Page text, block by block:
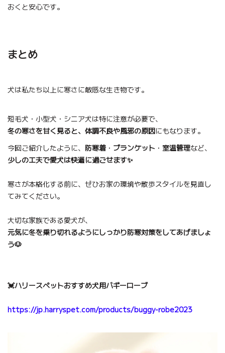
おくと安心です。
まとめ
犬は私たち以上に寒さに敏感な生き物です。
短毛犬・小型犬・シニア犬は特に注意が必要で、
冬の寒さを甘く見ると、体調不良や風邪の原因にもなります。
今回ご紹介したように、 防寒着・ ブランケット ・ 室温管理など、
少しの工夫で愛犬は快適に過ごせます✨
寒さが本格化する前に、ぜひお家の環境や散歩スタイルを見直し
てみてください。
大切な家族である愛犬が、
元気に冬を乗り切れるようにしっかり防寒対策をしてあげましょ
う🐶
💓ハリースペットおすすめ犬用バギーローブ
https://jp.harryspet.com/products/buggy-robe2023